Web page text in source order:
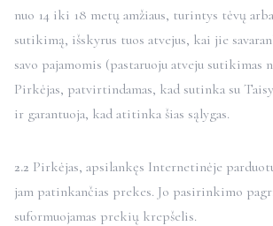
nuo 14 iki 18 metų amžiaus, turintys tėvų
sutikimą, išskyrus tuos atvejus, kai jie
savo pajamomis (pastaruoju atveju sutikimas
Pirkėjas, patvirtindamas, kad sutinka su
ir garantuoja, kad atitinka šias sąlygas.
2.2 Pirkėjas, apsilankęs Internetinėje
jam patinkančias prekes. Jo pasirinkimo
suformuojamas prekių krepšelis.